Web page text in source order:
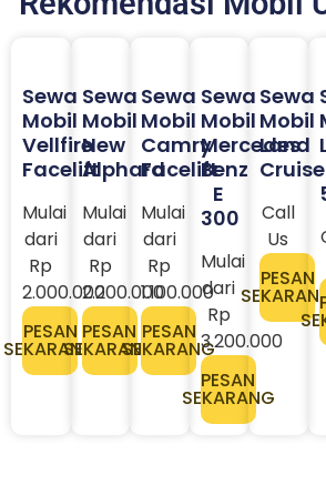
Sewa
Mobil
Vellfire
Facelift
Mulai
dari
Rp
2.000.000
PESAN
SEKARANG
Sewa
Mobil
New
Alphard
Mulai
dari
Rp
2.200.000
PESAN
SEKARANG
Sewa
Mobil
Camry
Facelift
Mulai
dari
Rp
1.100.000
PESAN
SEKARANG
Sewa
Mobil
Mercedes
Benz
E
300
Mulai
dari
Rp
3.200.000​
PESAN
SEKARANG
Sewa
Mobil
Land
Call
Us
PESAN